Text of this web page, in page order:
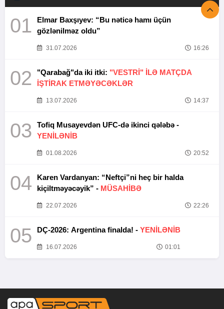
01
Elmar Baxşıyev: “Bu nəticə hamı üçün
gözlənilməz oldu”
31.07.2026 16:26
02 "Qarabağ"da iki itki: "VESTRİ" İLƏ MATÇDA
İŞTİRAK ETMƏYƏCƏKLƏR
13.07.2026 14:37
03
Tofiq Musayevdən UFC-də ikinci qələbə -
YENİLƏNİB
01.08.2026 20:52
04
Karen Vardanyan: “Neftçi”ni heç bir halda
kiçiltməyəcəyik” - MÜSAHİBƏ
22.07.2026 22:26
05 DÇ-2026: Argentina finalda! - YENİLƏNİB
16.07.2026 01:01